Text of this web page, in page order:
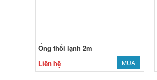
Ống thổi lạnh 2m
Liên hệ MUA